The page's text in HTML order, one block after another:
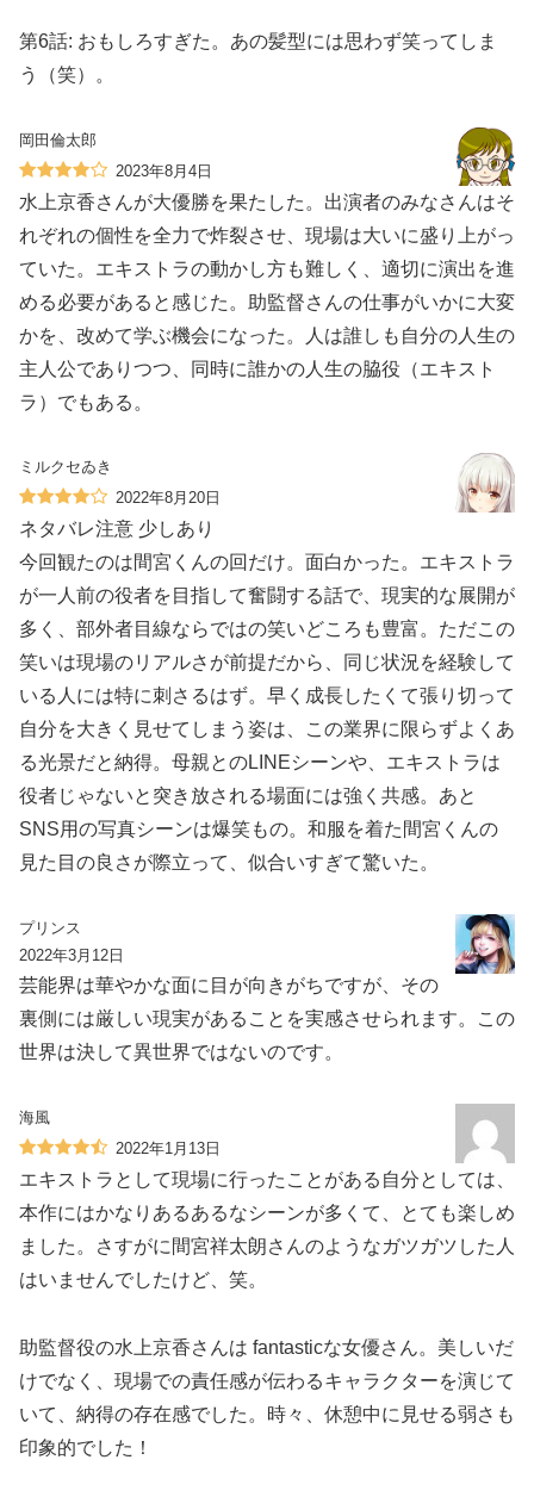
第6話: おもしろすぎた。あの髪型には思わず笑ってしま
う（笑）。
岡田倫太郎
2023年8月4日
水上京香さんが大優勝を果たした。出演者のみなさんはそ
れぞれの個性を全力で炸裂させ、現場は大いに盛り上がっ
ていた。エキストラの動かし方も難しく、適切に演出を進
める必要があると感じた。助監督さんの仕事がいかに大変
かを、改めて学ぶ機会になった。人は誰しも自分の人生の
主人公でありつつ、同時に誰かの人生の脇役（エキスト
ラ）でもある。
ミルクセゐき
2022年8月20日
️ネタバレ注意 少しあり
今回観たのは間宮くんの回だけ。面白かった。エキストラ
が一人前の役者を目指して奮闘する話で、現実的な展開が
多く、部外者目線ならではの笑いどころも豊富。ただこの
笑いは現場のリアルさが前提だから、同じ状況を経験して
いる人には特に刺さるはず。早く成長したくて張り切って
自分を大きく見せてしまう姿は、この業界に限らずよくあ
る光景だと納得。母親とのLINEシーンや、エキストラは
役者じゃないと突き放される場面には強く共感。あと
SNS用の写真シーンは爆笑もの。和服を着た間宮くんの
見た目の良さが際立って、似合いすぎて驚いた。
プリンス
2022年3月12日
芸能界は華やかな面に目が向きがちですが、その
裏側には厳しい現実があることを実感させられます。この
世界は決して異世界ではないのです。
海風
2022年1月13日
エキストラとして現場に行ったことがある自分としては、
本作にはかなりあるあるなシーンが多くて、とても楽しめ
ました。さすがに間宮祥太朗さんのようなガツガツした人
はいませんでしたけど、笑。
助監督役の水上京香さんは fantasticな女優さん。美しいだ
けでなく、現場での責任感が伝わるキャラクターを演じて
いて、納得の存在感でした。時々、休憩中に見せる弱さも
印象的でした！